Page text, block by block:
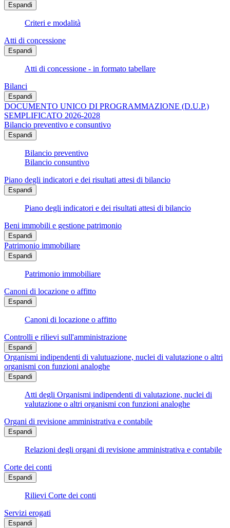
Espandi
Criteri e modalità
Atti di concessione
Espandi
Atti di concessione - in formato tabellare
Bilanci
Espandi
DOCUMENTO UNICO DI PROGRAMMAZIONE (D.U.P.)
SEMPLIFICATO 2026-2028
Bilancio preventivo e consuntivo
Espandi
Bilancio preventivo
Bilancio consuntivo
Piano degli indicatori e dei risultati attesi di bilancio
Espandi
Piano degli indicatori e dei risultati attesi di bilancio
Beni immobili e gestione patrimonio
Espandi
Patrimonio immobiliare
Espandi
Patrimonio immobiliare
Canoni di locazione o affitto
Espandi
Canoni di locazione o affitto
Controlli e rilievi sull'amministrazione
Espandi
Organismi indipendenti di valutuazione, nuclei di valutazione o altri
organismi con funzioni analoghe
Espandi
Atti degli Organismi indipendenti di valutazione, nuclei di
valutazione o altri organismi con funzioni analoghe
Organi di revisione amministrativa e contabile
Espandi
Relazioni degli organi di revisione amministrativa e contabile
Corte dei conti
Espandi
Rilievi Corte dei conti
Servizi erogati
Espandi